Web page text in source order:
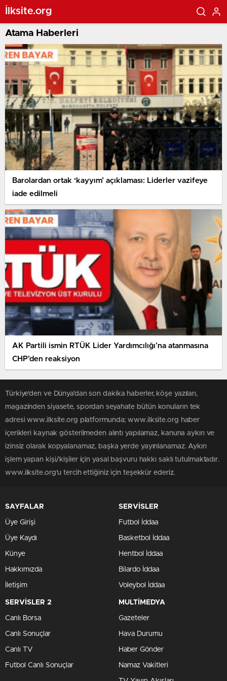
İlksite.org
Atama Haberleri
Barolardan ortak ‘kayyım’ açıklaması: Liderler vazifeye
iade edilmeli
AK Partili ismin RTÜK Lider Yardımcılığı’na atanmasına
CHP’den reaksiyon
Türkiye'den ve Dünya’dan son dakika haberler, köşe yazıları,
magazinden siyasete, spordan seyahate bütün konuların tek
adresi www.ilksite.org platformunda; www.ilksite.org haber
içerikleri kaynak gösterilmeden alıntı yapılamaz, kanuna aykırı ve
izinsiz olarak kopyalanamaz, başka yerde yayınlanamaz. Aykırı
işlem yapan kişi/kişiler için yasal başvuru hakkı saklı tutulmaktadır.
www.ilksite.org'u tercih ettiğiniz için teşekkür ederiz.
SAYFALAR
Üye Girişi
Üye Kaydı
Künye
Hakkımızda
İletişim
SERVİSLER
Futbol İddaa
Basketbol İddaa
Hentbol İddaa
Bilardo İddaa
Voleybol İddaa
SERVİSLER 2
Canlı Borsa
Canlı Sonuçlar
Canlı TV
Futbol Canlı Sonuçlar
MULTİMEDYA
Gazeteler
Hava Durumu
Haber Gönder
Namaz Vakitleri